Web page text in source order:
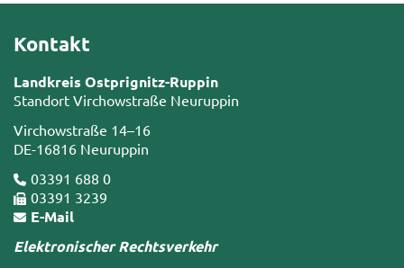
Kontakt
Landkreis Ostprignitz-Ruppin
Standort Virchowstraße Neuruppin
Virchowstraße 14–16
DE-16816 Neuruppin
03391 688 0
03391 3239
E-Mail
Elektronischer Rechtsverkehr